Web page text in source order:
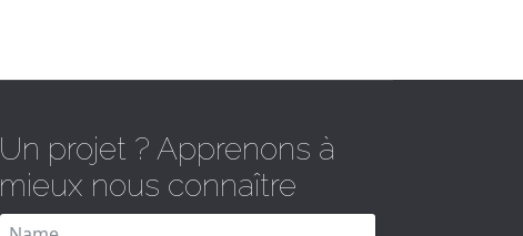
Un projet ? Apprenons à
mieux nous connaître